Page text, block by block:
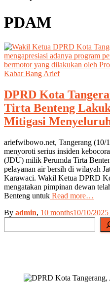
PDAM
Kabar Bang Arief
DPRD Kota
Tirta Benteng
Mitigasi
ariefwibowo.net, Tangerang (10/
menyoroti serius insiden
(JDU) milik Perumda Tirta
pelayanan air bersih di wilayah
Karawaci. Wakil Ketua DPRD
mengatakan pimpinan dewan
Benteng untuk Read more…
By admin, 10 months10/10/2025